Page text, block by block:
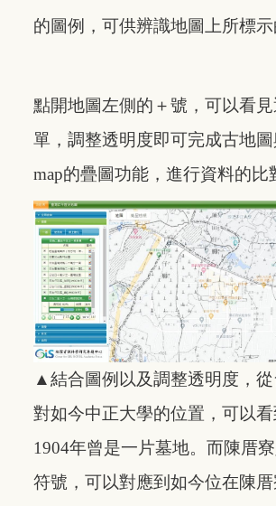
的圖例，可供辨識地圖上所標示
點開地圖左側的＋號，可以看
單，調整透明度即可完成古地圖
map的疊圖功能，進行資料的比
▲結合圖例以及調整透明度，
對如今中正大學的位置，可以
1904年曾是一片墓地。而陳厝
符號，可以對應到如今位在陳